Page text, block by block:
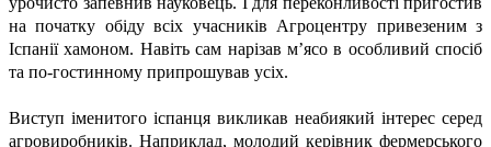
на початку обіду всіх учасників Агроцентру привезеним з
Іспанії хамоном. Навіть сам нарізав м’ясо в особливий спосіб
та по-гостинному припрошував усіх.
Виступ іменитого іспанця викликав неабиякий інтерес серед
агровиробників. Наприклад, молодий керівник фермерського